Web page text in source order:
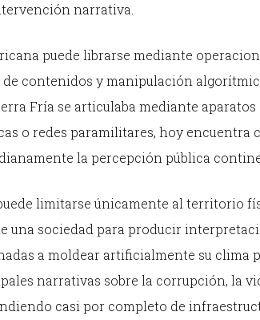
narrativa.
puede librarse mediante
contenidos y manipulación
Fría se articulaba mediante
o redes paramilitares, hoy encuentra
la percepción pública
limitarse únicamente al territorio
una sociedad para producir
a moldear artificialmente su clima
narrativas sobre la corrupción, la
casi por completo de